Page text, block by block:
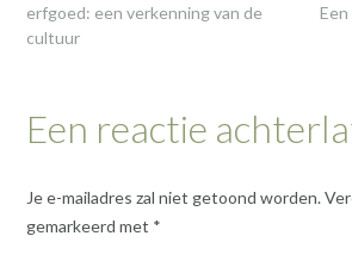
navigation
erfgoed: een verkenning van de
cultuur
Een reactie
Je e-mailadres zal niet getoond worden.
gemarkeerd met *